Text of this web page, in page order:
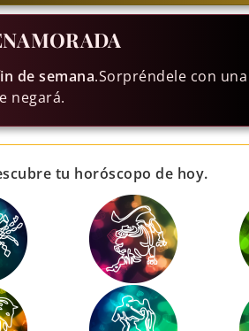
de semana.Sorpréndele con una
negará.
tu horóscopo de hoy.